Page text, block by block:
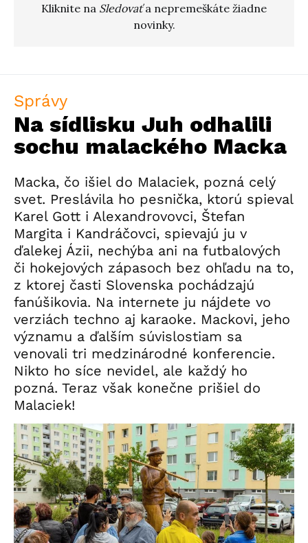
Kliknite na Sledovaťa nepremeškáte žiadne
novinky.
Správy
Na sídlisku Juh odhalili
sochu malackého Macka
Macka, čo išiel do Malaciek, pozná celý
svet. Preslávila ho pesnička, ktorú spieval
Karel Gott i Alexandrovovci, Štefan
Margita i Kandráčovci, spievajú ju v
ďalekej Ázii, nechýba ani na futbalových
či hokejových zápasoch bez ohľadu na to,
z ktorej časti Slovenska pochádzajú
fanúšikovia. Na internete ju nájdete vo
verziách techno aj karaoke. Mackovi, jeho
významu a ďalším súvislostiam sa
venovali tri medzinárodné konferencie.
Nikto ho síce nevidel, ale každý ho
pozná. Teraz však konečne prišiel do
Malaciek!